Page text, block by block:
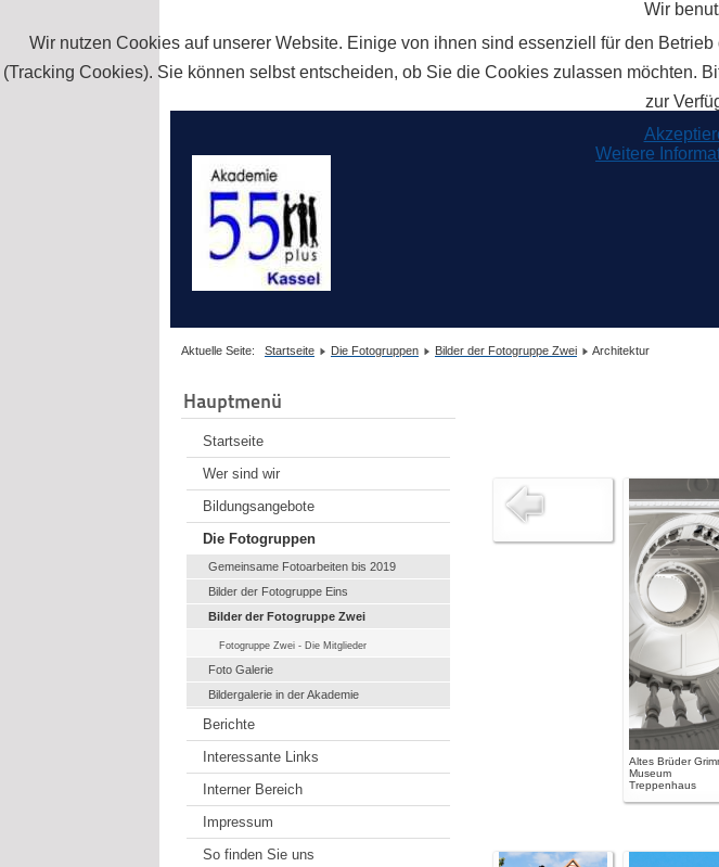
Aktuelle Seite: Startseite Die Fotogruppen Bilder der Fotogruppe Zwei Architektur
Hauptmenü
Startseite
Wer sind wir
Bildungsangebote
Die Fotogruppen
Gemeinsame Fotoarbeiten bis 2019
Bilder der Fotogruppe Eins
Bilder der Fotogruppe Zwei
Fotogruppe Zwei - Die Mitglieder
Foto Galerie
Bildergalerie in der Akademie
Berichte
Interessante Links
Interner Bereich
Impressum
So finden Sie uns
Altes Brüder
Museum
Treppenhaus
Wir
Wir nutzen Cookies auf unserer Website. Einige von ihnen sind essenziell für den
(Tracking Cookies). Sie können selbst entscheiden, ob Sie die Cookies zulassen möchten.
zur
Weitere